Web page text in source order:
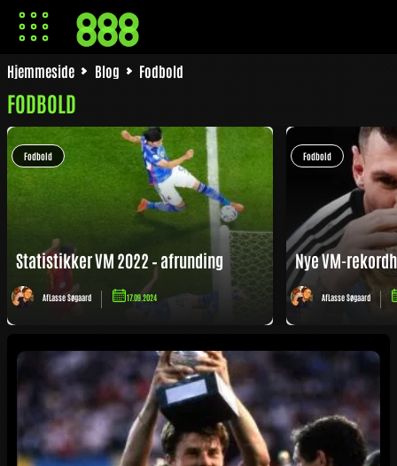
Hjemmeside Blog Fodbold
FODBOLD
Fodbold
Statistikker VM 2022 – afrunding
AfLasse Søgaard 17.09.2024
Fodbold
Nye VM-
AfLasse Søgaard